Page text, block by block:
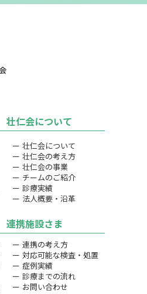
壮仁会について
ー 壮仁会について
ー 壮仁会の考え方
ー 壮仁会の事業
ー チームのご紹介
ー 診療実績
ー 法人概要・沿革
連携施設さま
ー 連携の考え方
ー 対応可能な検査・処置
ー 症例実績
ー 診療までの流れ
ー お問い合わせ